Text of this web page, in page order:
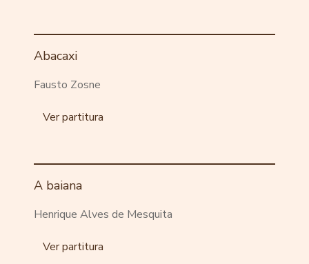
Abacaxi
Fausto Zosne
Ver partitura
A baiana
Henrique Alves de Mesquita
Ver partitura